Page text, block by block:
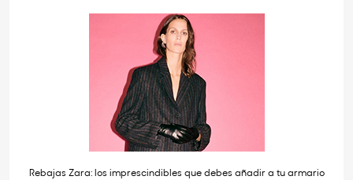
Rebajas Zara: los imprescindibles que debes añadir a tu armario